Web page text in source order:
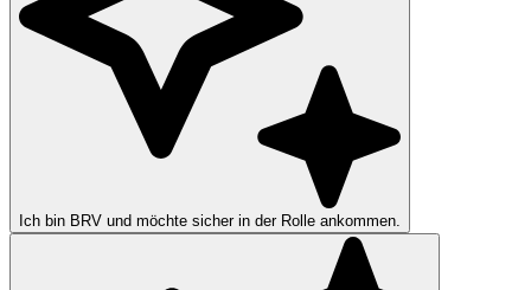
Ich bin BRV und möchte sicher in der Rolle ankommen.